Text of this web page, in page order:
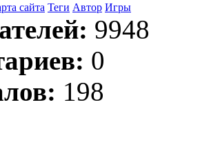
сайта Теги Автор Игры
9948
0
198